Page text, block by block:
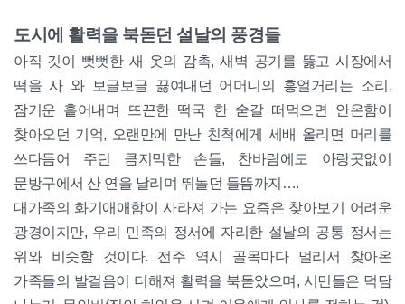
도시에 활력을 북돋던 설날의 풍경들
아직 깃이 뻣뻣한 새 옷의 감촉, 새벽 공기를 뚫고 시장에서
떡을 사 와 보글보글 끓여내던 어머니의 흥얼거리는 소리,
잠기운 흩어내며 뜨끈한 떡국 한 숟갈 떠먹으면 안온함이
찾아오던 기억, 오랜만에 만난 친척에게 세배 올리면 머리를
쓰다듬어 주던 큼지막한 손들, 찬바람에도 아랑곳없이
문방구에서 산 연을 날리며 뛰놀던 들뜸까지….
대가족의 화기애애함이 사라져 가는 요즘은 찾아보기 어려운
광경이지만, 우리 민족의 정서에 자리한 설날의 공통 정서는
위와 비슷할 것이다. 전주 역시 골목마다 멀리서 찾아온
가족들의 발걸음이 더해져 활력을 북돋았으며, 시민들은 덕담